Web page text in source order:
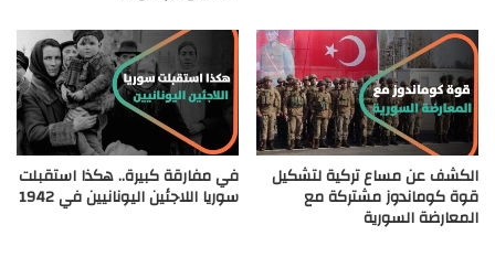
الكشف عن مساع تركية لتشكيل
قوة كوماندوز مشتركة مع
المعارضة السورية
في مفارقة كبيرة.. هكذا استقبلت
سوريا اللاجئين اليونانيين في 1942